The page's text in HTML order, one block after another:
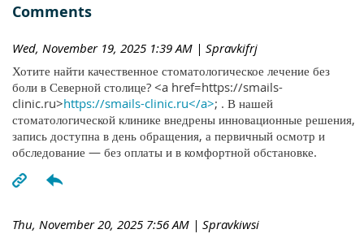
Comments
Wed, November 19, 2025 1:39 AM | Spravkifrj
Хотите найти качественное стоматологическое лечение без
боли в Северной столице? <a href=https://smails-
clinic.ru>https://smails-clinic.ru</a>; . В нашей
стоматологической клинике внедрены инновационные решения,
запись доступна в день обращения, а первичный осмотр и
обследование — без оплаты и в комфортной обстановке.
Thu, November 20, 2025 7:56 AM | Spravkiwsi